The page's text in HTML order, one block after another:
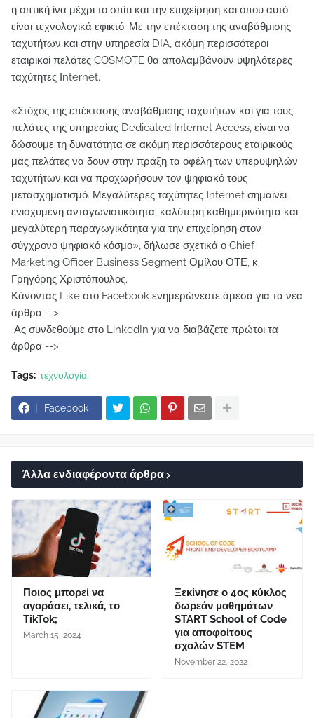
η οπτική ίνα μέχρι το σπίτι και την επιχείρηση και όπου αυτό
είναι τεχνολογικά εφικτό. Με την επέκταση της αναβάθμισης
ταχυτήτων και στην υπηρεσία DIA, ακόμη περισσότεροι
εταιρικοί πελάτες COSMOTE θα απολαμβάνουν υψηλότερες
ταχύτητες Ιnternet.
«Στόχος της επέκτασης αναβάθμισης ταχυτήτων και για τους
πελάτες της υπηρεσίας Dedicated Internet Access, είναι να
δώσουμε τη δυνατότητα σε ακόμη περισσότερους εταιρικούς
μας πελάτες να δουν στην πράξη τα οφέλη των υπερυψηλών
ταχυτήτων και να προχωρήσουν τον ψηφιακό τους
μετασχηματισμό. Μεγαλύτερες ταχύτητες Ιnternet σημαίνει
ενισχυμένη ανταγωνιστικότητα, καλύτερη καθημερινότητα και
μεγαλύτερη παραγωγικότητα για την επιχείρηση στον
σύγχρονο ψηφιακό κόσμο», δήλωσε σχετικά ο Chief
Marketing Officer Business Segment Ομίλου ΟΤΕ, κ.
Γρηγόρης Χριστόπουλος.
Κάνοντας Like στο Facebook ενημερώνεστε άμεσα για τα νέα
άρθρα -->
Ας συνδεθούμε στο LinkedIn για να διαβάζετε πρώτοι τα
άρθρα -->
Tags: τεχνολογία
Facebook
Άλλα ενδιαφέροντα άρθρα
Ποιος μπορεί να
αγοράσει, τελικά, το
TikTok;
March 15, 2024
Ξεκίνησε ο 4ος κύκλος
δωρεάν μαθημάτων
START School of Code
για αποφοίτους
σχολών STEM
November 22, 2022